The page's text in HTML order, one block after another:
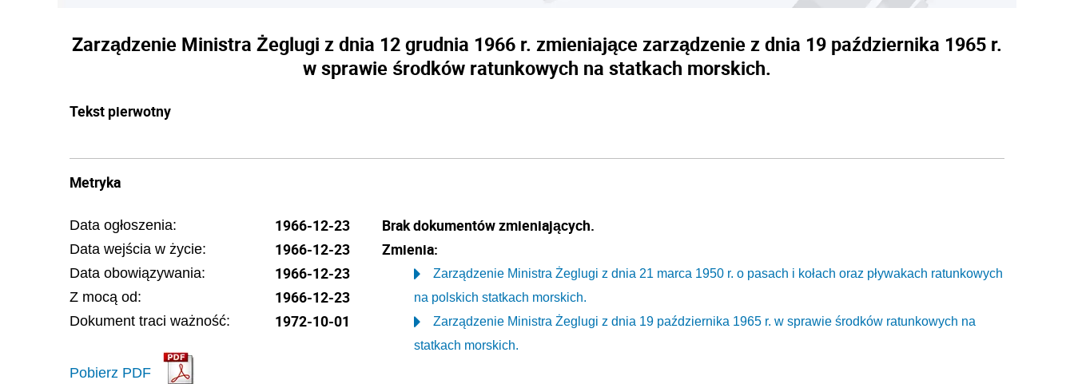
Zarządzenie Ministra Żeglugi z dnia 12 grudnia 1966 r. zmieniające zarządzenie z dnia 19 października 1965 r.
w sprawie środków ratunkowych na statkach morskich.
Tekst pierwotny
Metryka
Data ogłoszenia: 1966-12-23
Data wejścia w życie: 1966-12-23
Data obowiązywania: 1966-12-23
Z mocą od: 1966-12-23
Dokument traci ważność: 1972-10-01
Pobierz PDF
Brak dokumentów zmieniających.
Zmienia:
Zarządzenie Ministra Żeglugi z dnia 21 marca 1950 r. o pasach i kołach oraz pływakach ratunkowych
na polskich statkach morskich.
Zarządzenie Ministra Żeglugi z dnia 19 października 1965 r. w sprawie środków ratunkowych na
statkach morskich.